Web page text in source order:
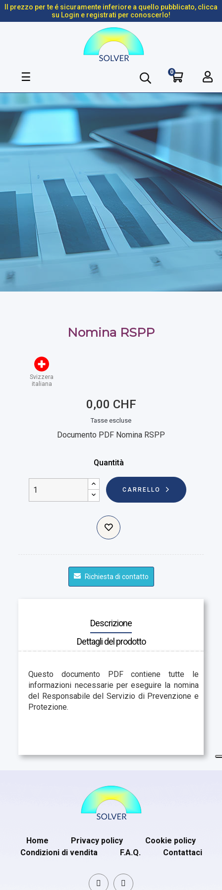
Il prezzo per te é sicuramente inferiore a quello pubblicato, clicca
su Login e registrati per conoscerlo!
navigazione
☰ 0
Nomina RSPP
Svizzera
italiana
0,00 CHF
Tasse escluse
Documento PDF Nomina RSPP
Quantità
CARRELLO
Richiesta di contatto
Descrizione
Dettagli del prodotto
Questo documento PDF contiene tutte le
informazioni necessarie per eseguire la nomina
del Responsabile del Servizio di Prevenzione e
Protezione.
Home Privacy policy
Cookie policy
Condizioni di vendita
F.A.Q. Contattaci